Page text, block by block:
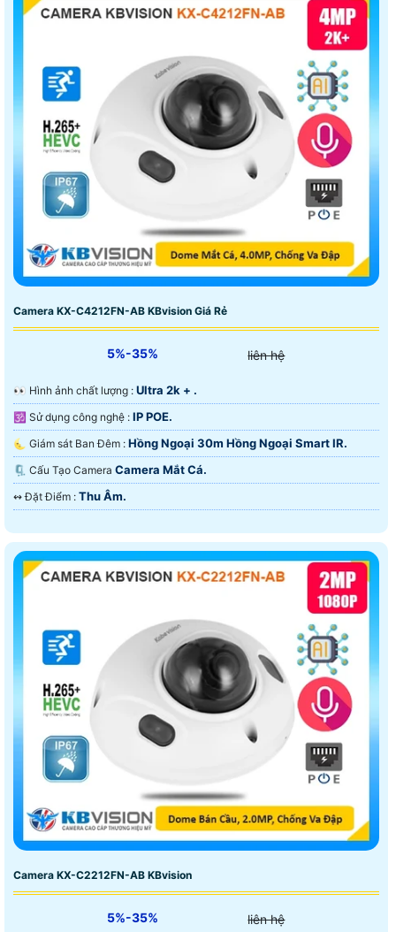
Camera KX-C4212FN-AB KBvision Giá Rẻ
5%-35% liên hệ
️👀 Hình ảnh chất lượng : Ultra 2k + .
🕉️ Sử dụng công nghệ : IP POE.
🌜 Giám sát Ban Đêm : Hồng Ngoại 30m Hồng Ngoại Smart IR.
🗜️ Cấu Tạo Camera Camera Mắt Cá.
️↭ Đặt Điểm : Thu Âm.
Camera KX-C2212FN-AB KBvision
5%-35% liên hệ